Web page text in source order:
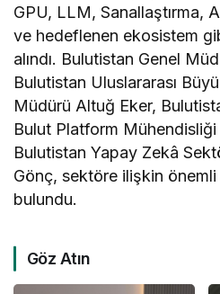
GPU, LLM, Sanallaştırma,
ve hedeflenen ekosistem
alındı. Bulutistan Genel
Bulutistan Uluslararası
Müdürü Altuğ Eker,
Bulut Platform
Bulutistan Yapay Zekâ
Gönç, sektöre ilişkin önemli
bulundu.
Göz Atın